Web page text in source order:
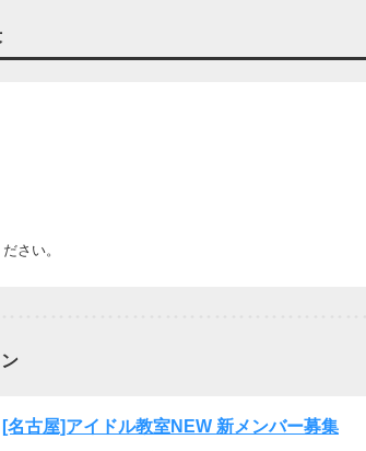
さい。
[名古屋]アイドル教室NEW 新メンバー募集